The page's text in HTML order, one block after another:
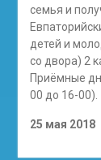
семья и
детей и
со двора) 2
Приёмные
00 до 16-00).
25 мая 2018